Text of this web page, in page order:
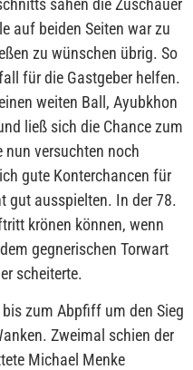
auf beiden Seiten war zu
zu wünschen übrig. So
für die Gastgeber helfen.
weiten Ball, Ayubkhon
ließ sich die Chance zum
nun versuchten noch
gute Konterchancen für
gut ausspielten. In der 78.
krönen können, wenn
gegnerischen Torwart
scheiterte.
zum Abpfiff um den Sieg
Zweimal schien der
Michael Menke